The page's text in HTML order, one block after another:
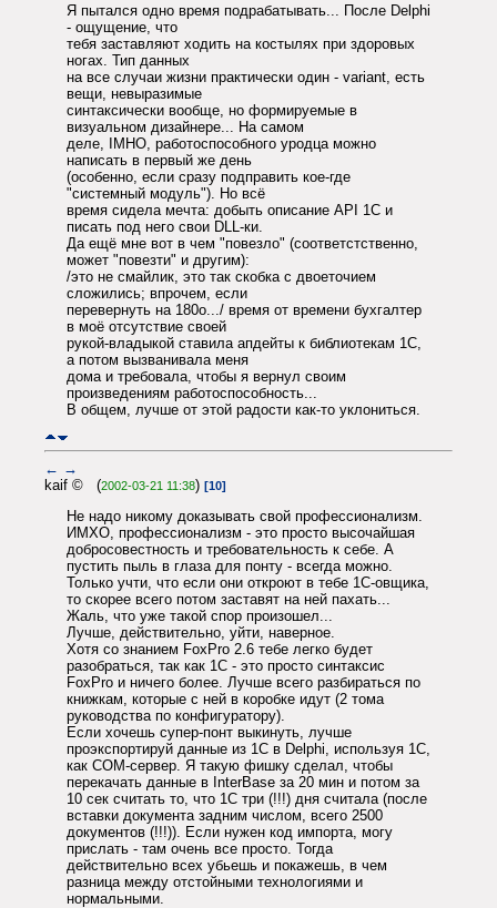
Я пытался одно время подрабатывать... После Delphi
- ощущение, что
тебя заставляют ходить на костылях при здоровых
ногах. Тип данных
на все случаи жизни практически один - variant, есть
вещи, невыразимые
синтаксически вообще, но формируемые в
визуальном дизайнере... На самом
деле, IMHO, работоспособного уродца можно
написать в первый же день
(особенно, если сразу подправить кое-где
"системный модуль"). Но всё
время сидела мечта: добыть описание API 1С и
писать под него свои DLL-ки.
Да ещё мне вот в чем "повезло" (соответстственно,
может "повезти" и другим):
/это не смайлик, это так скобка с двоеточием
сложились; впрочем, если
перевернуть на 180o.../ время от времени бухгалтер
в моё отсутствие своей
рукой-владыкой ставила апдейты к библиотекам 1C,
а потом вызванивала меня
дома и требовала, чтобы я вернул своим
произведениям работоспособность...
В общем, лучше от этой радости как-то уклониться.
← →
kaif © (2002-03-21 11:38) [10]
Не надо никому доказывать свой профессионализм.
ИМХО, профессионализм - это просто высочайшая
добросовестность и требовательность к себе. А
пустить пыль в глаза для понту - всегда можно.
Только учти, что если они откроют в тебе 1С-овщика,
то скорее всего потом заставят на ней пахать...
Жаль, что уже такой спор произошел...
Лучше, действительно, уйти, наверное.
Хотя со знанием FoxPro 2.6 тебе легко будет
разобраться, так как 1C - это просто синтаксис
FoxPro и ничего более. Лучше всего разбираться по
книжкам, которые с ней в коробке идут (2 тома
руководства по конфигуратору).
Если хочешь супер-понт выкинуть, лучше
проэкспортируй данные из 1С в Delphi, используя 1С,
как COM-сервер. Я такую фишку сделал, чтобы
перекачать данные в InterBase за 20 мин и потом за
10 сек считать то, что 1С три (!!!) дня считала (после
вставки документа задним числом, всего 2500
документов (!!!)). Если нужен код импорта, могу
прислать - там очень все просто. Тогда
действительно всех убьешь и покажешь, в чем
разница между отстойными технологиями и
нормальными.